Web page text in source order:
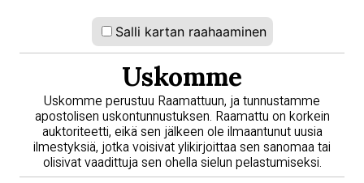
Salli kartan raahaaminen
Uskomme
Uskomme perustuu Raamattuun, ja tunnustamme
apostolisen uskontunnustuksen. Raamattu on korkein
auktoriteetti, eikä sen jälkeen ole ilmaantunut uusia
ilmestyksiä, jotka voisivat ylikirjoittaa sen sanomaa tai
olisivat vaadittuja sen ohella sielun pelastumiseksi.